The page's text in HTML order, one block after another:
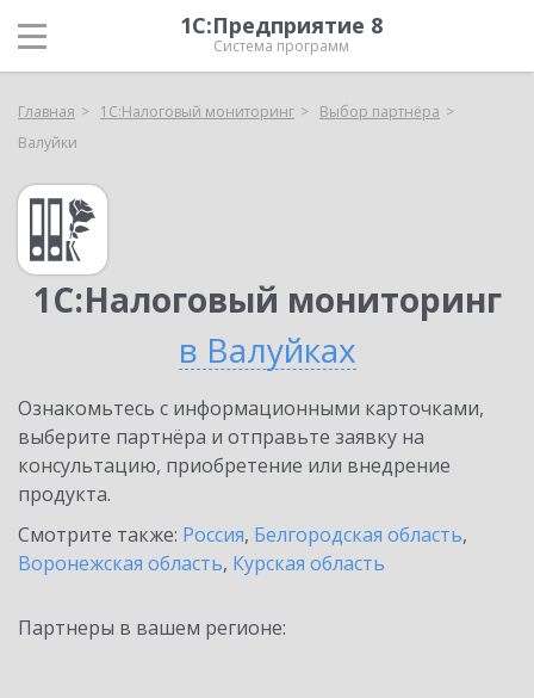
1С:Предприятие 8
Система программ
Главная 1С:Налоговый мониторинг
Выбор партнёра
Валуйки
1С:Налоговый мониторинг
в Валуйках
Ознакомьтесь с информационными карточками,
выберите партнёра и отправьте заявку на
консультацию, приобретение или внедрение
продукта.
Смотрите также: Россия, Белгородская область,
Воронежская область, Курская область
Партнеры в вашем регионе: